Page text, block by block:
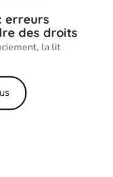
erreurs
des droits
la lit